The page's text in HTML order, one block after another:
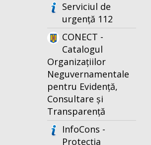
Serviciul de
urgență 112
CONECT -
Catalogul
Organizațiilor
Neguvernamentale
pentru Evidență,
Consultare și
Transparență
InfoCons -
Protecția